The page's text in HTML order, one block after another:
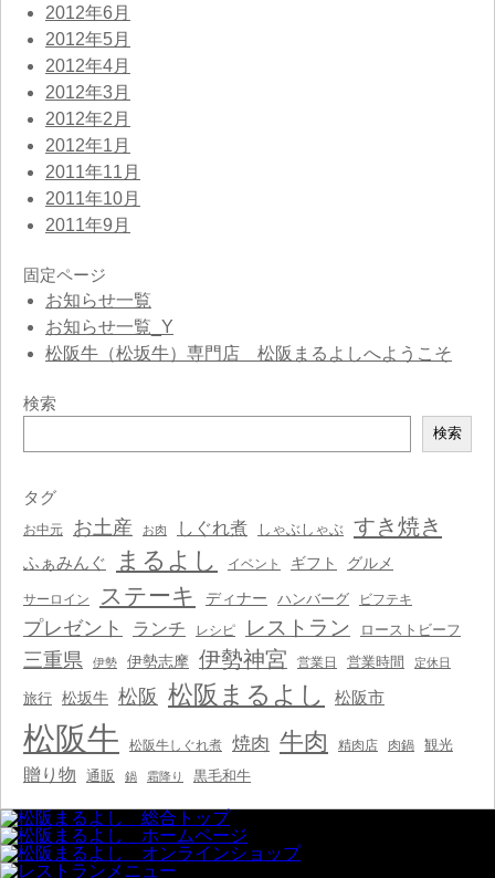
2012年6月
2012年5月
2012年4月
2012年3月
2012年2月
2012年1月
2011年11月
2011年10月
2011年9月
固定ページ
お知らせ一覧
お知らせ一覧_Y
松阪牛（松坂牛）専門店 松阪まるよしへようこそ
検索
索
検索
タグ
お中元 お土産 お肉 しぐれ煮 しゃぶしゃぶ すき焼き
ふぁみんぐ まるよし イベント ギフト グルメ
サーロイン ステーキ ディナー ハンバーグ ビフテキ
プレゼント ランチ レシピ レストラン ローストビーフ
三重県 伊勢 伊勢志摩 伊勢神宮 営業日 営業時間 定休日
旅行 松坂牛 松阪 松阪まるよし 松阪市
松阪牛 松阪牛しぐれ煮 焼肉 牛肉 精肉店 肉鍋 観光
贈り物 通販 鍋 霜降り 黒毛和牛